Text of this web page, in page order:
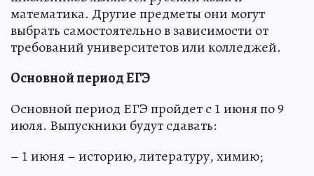
математика. Другие предметы они могут
выбрать самостоятельно в зависимости от
требований университетов или колледжей.
Основной период ЕГЭ
Основной период ЕГЭ пройдет с 1 июня по 9
июля. Выпускники будут сдавать:
– 1 июня – историю, литературу, химию;